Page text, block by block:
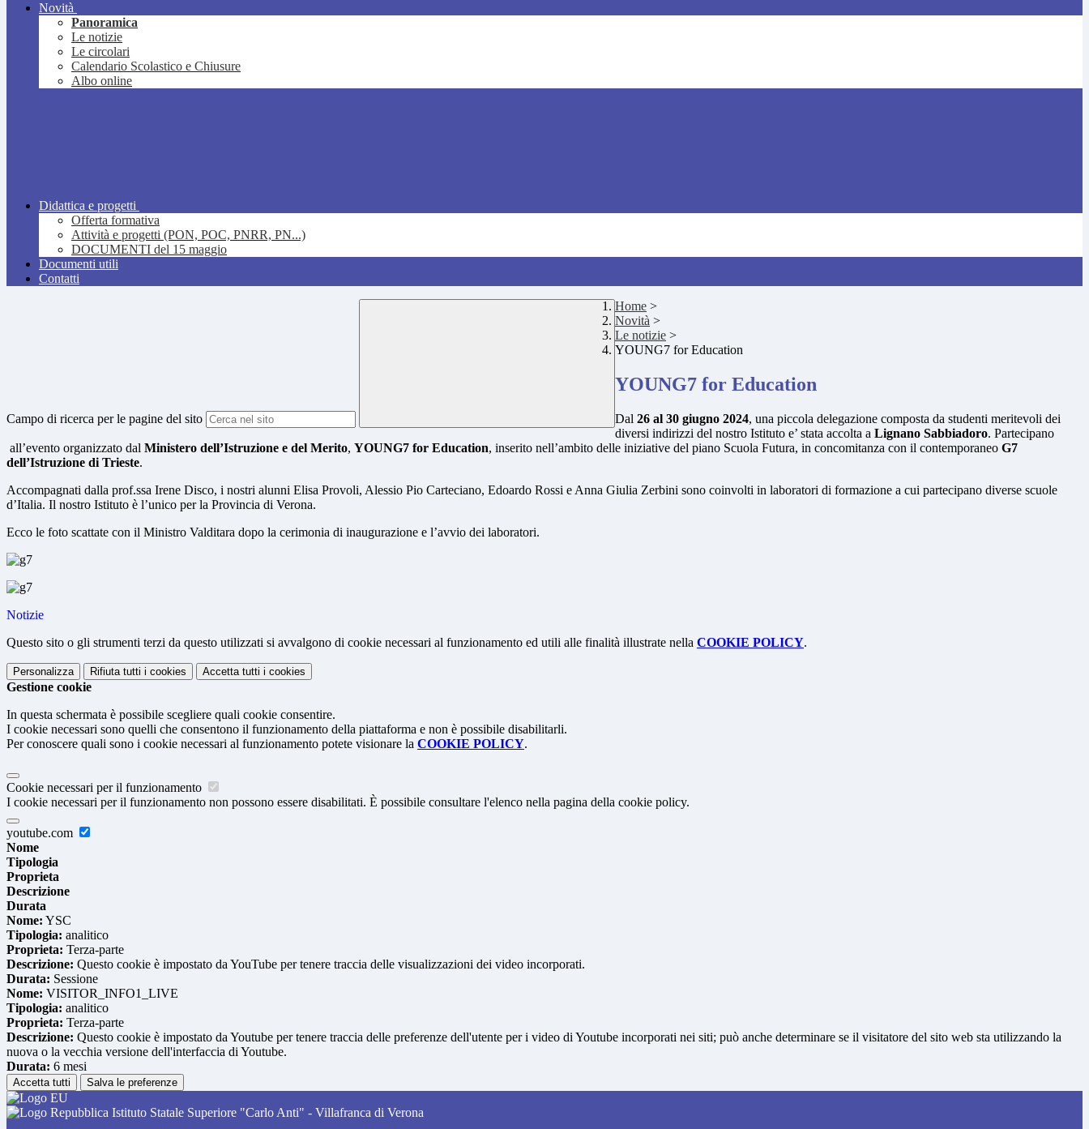
Novità
Panoramica
Le notizie
Le circolari
Calendario Scolastico e Chiusure
Albo online
Didattica e progetti
Offerta formativa
Attività e progetti (PON, POC, PNRR, PN...)
DOCUMENTI del 15 maggio
Documenti utili
Contatti
Campo di ricerca per le pagine del sito
Home >
Novità >
Le notizie >
YOUNG7 for Education
YOUNG7 for Education
Dal 26 al 30 giugno 2024, una piccola delegazione composta da studenti meritevoli dei
diversi indirizzi del nostro Istituto e’ stata accolta a Lignano Sabbiadoro. Partecipano
all’evento organizzato dal Ministero dell’Istruzione e del Merito, YOUNG7 for Education, inserito nell’ambito delle iniziative del piano Scuola Futura, in concomitanza con il contemporaneo G7
dell’Istruzione di Trieste. ‎
Accompagnati dalla prof.ssa Irene Disco, i nostri alunni Elisa Provoli, Alessio Pio Carteciano, Edoardo Rossi e Anna Giulia Zerbini sono coinvolti in laboratori di formazione a cui partecipano diverse scuole
d’Italia. Il nostro Istituto è l’unico per la Provincia di Verona.
Ecco le foto scattate con il Ministro Valditara dopo la cerimonia di inaugurazione e l’avvio dei laboratori.
Notizie
Questo sito o gli strumenti terzi da questo utilizzati si avvalgono di cookie necessari al funzionamento ed utili alle finalità illustrate nella COOKIE POLICY.
Personalizza Rifiuta tutti i cookies Accetta tutti i cookies
Gestione cookie
In questa schermata è possibile scegliere quali cookie consentire.
I cookie necessari sono quelli che consentono il funzionamento della piattaforma e non è possibile disabilitarli.
Per conoscere quali sono i cookie necessari al funzionamento potete visionare la COOKIE POLICY.
Cookie necessari per il funzionamento
I cookie necessari per il funzionamento non possono essere disabilitati. È possibile consultare l'elenco nella pagina della cookie policy.
youtube.com
Nome
Tipologia
Proprieta
Descrizione
Durata
Nome: YSC
Tipologia: analitico
Proprieta: Terza-parte
Descrizione: Questo cookie è impostato da YouTube per tenere traccia delle visualizzazioni dei video incorporati.
Durata: Sessione
Nome: VISITOR_INFO1_LIVE
Tipologia: analitico
Proprieta: Terza-parte
Descrizione: Questo cookie è impostato da Youtube per tenere traccia delle preferenze dell'utente per i video di Youtube incorporati nei siti; può anche determinare se il visitatore del sito web sta utilizzando la
nuova o la vecchia versione dell'interfaccia di Youtube.
Durata: 6 mesi
Accetta tutti Salva le preferenze
Istituto Statale Superiore "Carlo Anti" - Villafranca di Verona